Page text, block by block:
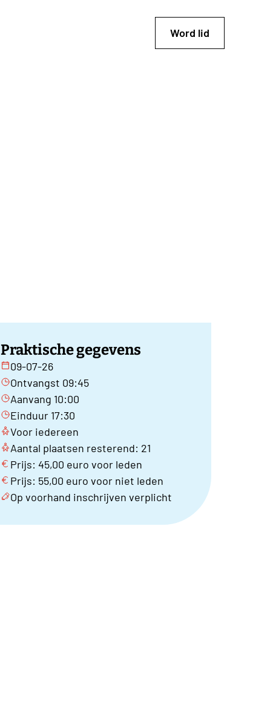
Word lid
Praktische gegevens
09-07-26
Ontvangst 09:45
Aanvang 10:00
Einduur 17:30
Voor iedereen
Aantal plaatsen resterend: 21
Prijs: 45,00 euro voor leden
Prijs: 55,00 euro voor niet leden
Op voorhand inschrijven verplicht